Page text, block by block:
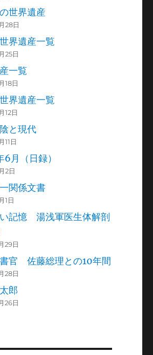
世界遺産
28日
界遺産一覧
25日
一覧
18日
界遺産一覧
12日
と現代
11日
月（日録）
2日
関係文書
1日
記憶 湯浅軍医生体解剖
29日
官 佐藤総理との10年間
28日
郎
26日